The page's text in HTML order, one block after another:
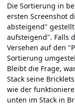
Die Sortierung in
ersten Screenshot
absteigend"
aufsteigend". Falls
Versehen auf den
Sortierung
Bleibt die Frage,
Stack seine
wie der
unten im Stack in